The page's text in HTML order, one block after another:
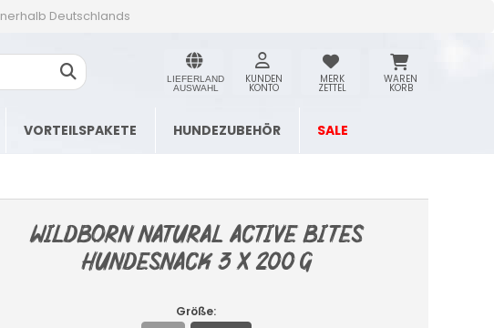
Deutschlands
LIEFERLAND
AUSWAHL
KUNDEN
KONTO
MERK
ZETTEL
WAREN
KORB
VORTEILSPAKETE HUNDEZUBEHÖR SALE
Wildborn Natural Active Bites
Hundesnack 3 x 200 g
Größe: